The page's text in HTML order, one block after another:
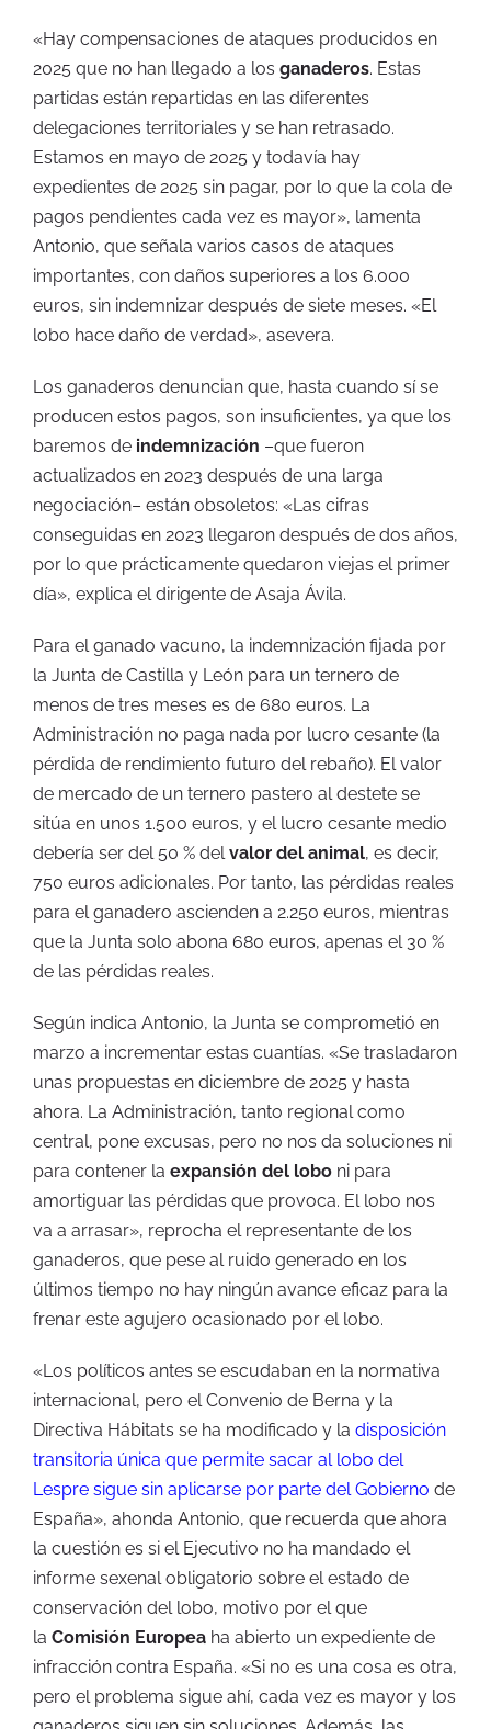
«Hay compensaciones de ataques producidos en
2025 que no han llegado a los ganaderos. Estas
partidas están repartidas en las diferentes
delegaciones territoriales y se han retrasado.
Estamos en mayo de 2025 y todavía hay
expedientes de 2025 sin pagar, por lo que la cola de
pagos pendientes cada vez es mayor», lamenta
Antonio, que señala varios casos de ataques
importantes, con daños superiores a los 6.000
euros, sin indemnizar después de siete meses. «El
lobo hace daño de verdad», asevera.
Los ganaderos denuncian que, hasta cuando sí se
producen estos pagos, son insuficientes, ya que los
baremos de indemnización –que fueron
actualizados en 2023 después de una larga
negociación– están obsoletos: «Las cifras
conseguidas en 2023 llegaron después de dos años,
por lo que prácticamente quedaron viejas el primer
día», explica el dirigente de Asaja Ávila.
Para el ganado vacuno, la indemnización fijada por
la Junta de Castilla y León para un ternero de
menos de tres meses es de 680 euros. La
Administración no paga nada por lucro cesante (la
pérdida de rendimiento futuro del rebaño). El valor
de mercado de un ternero pastero al destete se
sitúa en unos 1.500 euros, y el lucro cesante medio
debería ser del 50 % delvalor del animal, es decir,
750 euros adicionales. Por tanto, las pérdidas reales
para el ganadero ascienden a 2.250 euros, mientras
que la Junta solo abona 680 euros, apenas el 30 %
de las pérdidas reales.
Según indica Antonio, la Junta se comprometió en
marzo a incrementar estas cuantías. «Se trasladaron
unas propuestas en diciembre de 2025 y hasta
ahora. La Administración, tanto regional como
central, pone excusas, pero no nos da soluciones ni
para contener la expansión del lobo ni para
amortiguar las pérdidas que provoca. El lobo nos
va a arrasar», reprocha el representante de los
ganaderos, que pese al ruido generado en los
últimos tiempo no hay ningún avance eficaz para la
frenar este agujero ocasionado por el lobo.
«Los políticos antes se escudaban en la normativa
internacional, pero el Convenio de Berna y la
Directiva Hábitats se ha modificado y la disposición
transitoria única que permite sacar al lobo del
Lespre sigue sin aplicarse por parte del Gobierno de
España», ahonda Antonio, que recuerda que ahora
la cuestión es si el Ejecutivo no ha mandado el
informe sexenal obligatorio sobre el estado de
conservación del lobo, motivo por el que
la Comisión Europea ha abierto un expediente de
infracción contra España. «Si no es una cosa es otra,
pero el problema sigue ahí, cada vez es mayor y los